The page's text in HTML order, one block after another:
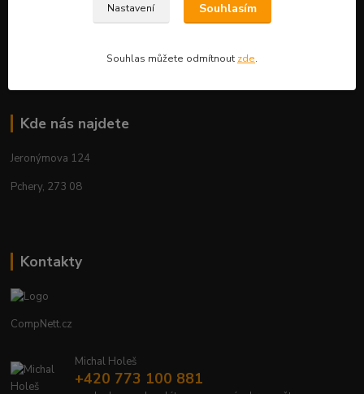
Kde nás najdete
Jeronýmova 124
Pchery, 273 08
Kontakty
CompNett.cz
Michal Holeš
+420 773 100 881
Nastavení Souhlasím
Souhlas můžete odmítnout zde.